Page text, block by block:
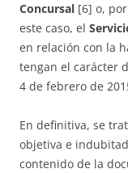
Concursal [6] o,
este caso, el
en relación con la
tengan el carácter
4 de febrero de
En definitiva, se
objetiva e
contenido de la